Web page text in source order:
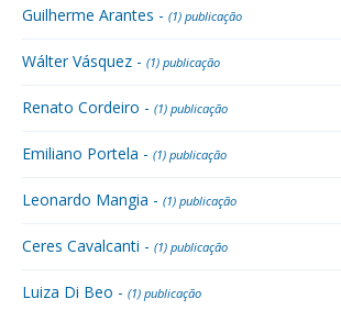
Guilherme Arantes - (1) publicação
Wálter Vásquez - (1) publicação
Renato Cordeiro - (1) publicação
Emiliano Portela - (1) publicação
Leonardo Mangia - (1) publicação
Ceres Cavalcanti - (1) publicação
Luiza Di Beo - (1) publicação